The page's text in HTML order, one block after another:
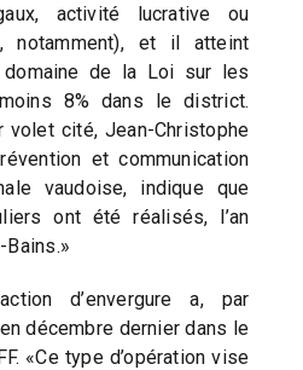
activité lucrative ou
notamment), et il atteint
de la Loi sur les
8% dans le district.
volet cité, Jean-Christophe
et communication
vaudoise, indique que
ont été réalisés, l’an
d’envergure a, par
décembre dernier dans le
«Ce type d’opération vise